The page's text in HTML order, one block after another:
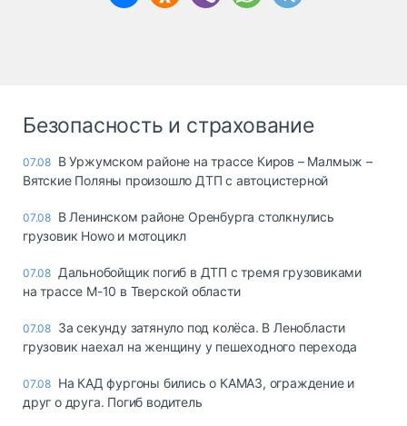
Безопасность и страхование
07.08 В Уржумском районе на трассе Киров – Малмыж –
Вятские Поляны произошло ДТП с автоцистерной
07.08 В Ленинском районе Оренбурга столкнулись
грузовик Howo и мотоцикл
07.08 Дальнобойщик погиб в ДТП с тремя грузовиками
на трассе М-10 в Тверской области
07.08 За секунду затянуло под колёса. В Ленобласти
грузовик наехал на женщину у пешеходного перехода
07.08 На КАД фургоны бились о КАМАЗ, ограждение и
друг о друга. Погиб водитель